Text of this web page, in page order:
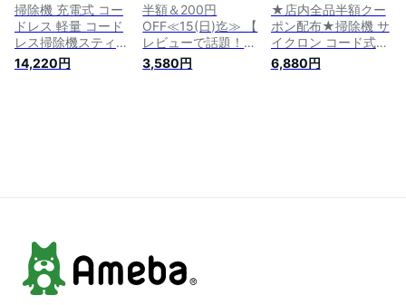
掃除機 充電式 コー
ドレス 軽量 コード
レス掃除機スティッ
ク クリーナー ステ
ィッククリーナー 吸
14,220円
半額＆200円
OFF≪15(日)迄≫ 【
レビューで話題！強
力吸引 】 超軽量
1.5kg 掃除機 サイク
3,580円
★店内全品半額クー
ポン配布★掃除機 サ
イクロン コード式
2WAY ハンディー ク
リーナー ハンディク
6,880円